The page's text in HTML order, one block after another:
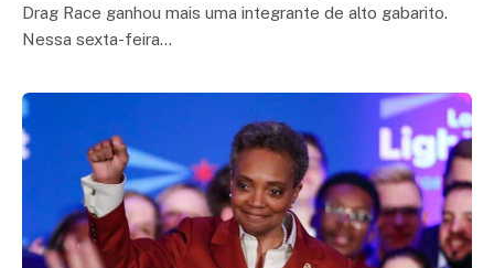
Drag Race ganhou mais uma integrante de alto gabarito.
Nessa sexta-feira…